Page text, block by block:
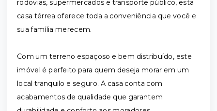
rodovias, supermercados e transporte público, esta
casa térrea oferece toda a conveniência que você e
sua família merecem.
Com um terreno espaçoso e bem distribuído, este
imóvel é perfeito para quem deseja morar em um
local tranquilo e seguro. A casa conta com
acabamentos de qualidade que garantem